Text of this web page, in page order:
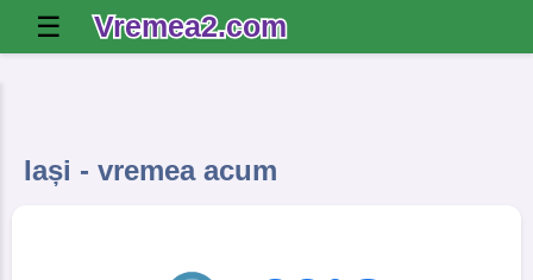
☰ Vremea2.com
Iași - vremea acum